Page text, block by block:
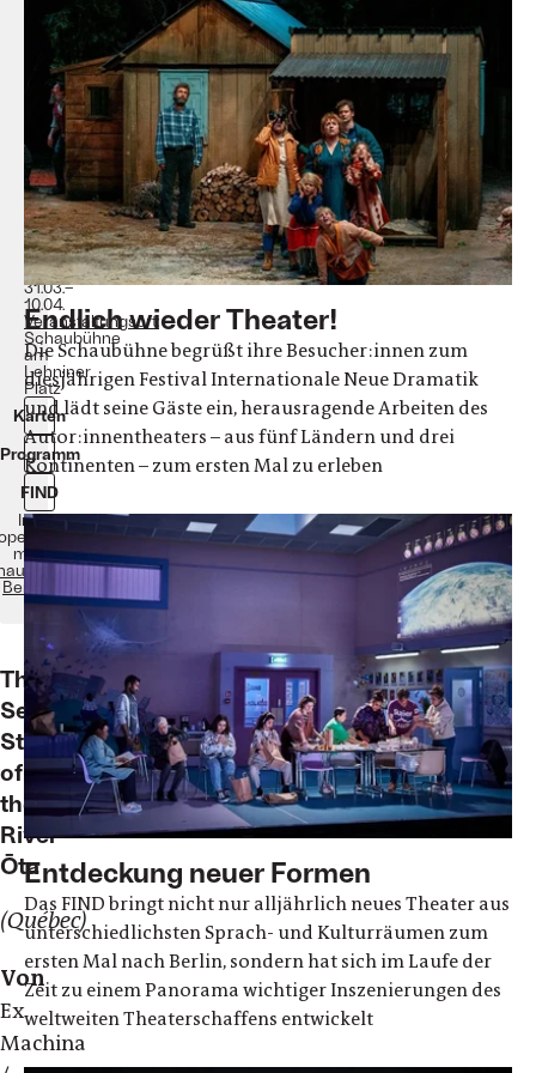
Dramatik
Robert
Lepage,
Caroline
Guiela
Nguyen,
Anne-
Cécile
Vandalem,
u.
a.
Termine:
31.03.–
10.04.
Veranstaltungsort:
Schaubühne
am
Lehniner
Platz
Karten
Programm
FIND
In
mit
Berlin
The
Seven
Streams
of
the
River
Ōta
(Québec)
Von
Ex
Machina
Endlich wieder Theater!
Die Schaubühne begrüßt ihre Besucher:innen zum
diesjährigen Festival Internationale Neue Dramatik
und lädt seine Gäste ein, herausragende Arbeiten des
Autor:innentheaters – aus fünf Ländern und drei
Kontinenten – zum ersten Mal zu erleben
Entdeckung neuer Formen
Das FIND bringt nicht nur alljährlich neues Theater aus
unterschiedlichsten Sprach- und Kulturräumen zum
ersten Mal nach Berlin, sondern hat sich im Laufe der
Zeit zu einem Panorama wichtiger Inszenierungen des
weltweiten Theaterschaffens entwickelt